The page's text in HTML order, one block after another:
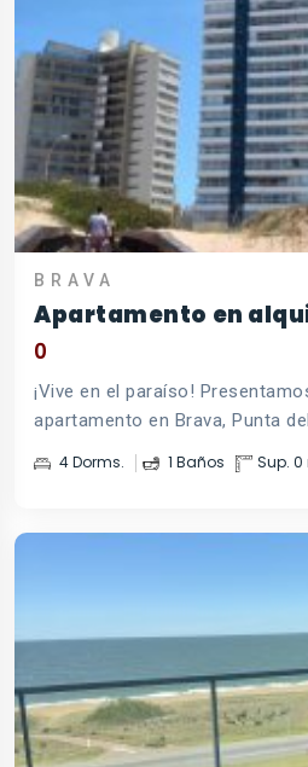
BRAVA
Apartamento en
0
¡Vive en el paraíso!
apartamento en Brava, Punta
4 Dorms. 1 Baños Sup. 0